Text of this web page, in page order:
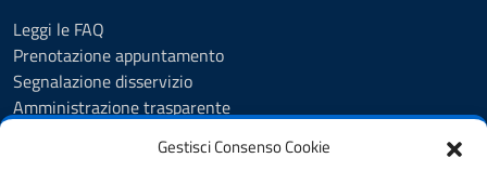
Gestisci Consenso Cookie
Leggi le FAQ
Prenotazione appuntamento
Segnalazione disservizio
Amministrazione trasparente